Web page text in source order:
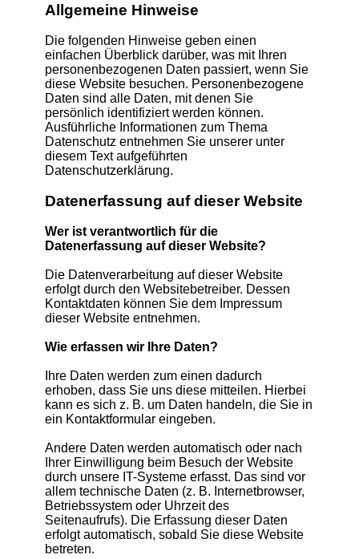
Allgemeine Hinweise
Die folgenden Hinweise geben einen
einfachen Überblick darüber, was mit Ihren
personenbezogenen Daten passiert, wenn Sie
diese Website besuchen. Personenbezogene
Daten sind alle Daten, mit denen Sie
persönlich identifiziert werden können.
Ausführliche Informationen zum Thema
Datenschutz entnehmen Sie unserer unter
diesem Text aufgeführten
Datenschutzerklärung.
Datenerfassung auf dieser Website
Wer ist verantwortlich für die
Datenerfassung auf dieser Website?
Die Datenverarbeitung auf dieser Website
erfolgt durch den Websitebetreiber. Dessen
Kontaktdaten können Sie dem Impressum
dieser Website entnehmen.
Wie erfassen wir Ihre Daten?
Ihre Daten werden zum einen dadurch
erhoben, dass Sie uns diese mitteilen. Hierbei
kann es sich z. B. um Daten handeln, die Sie in
ein Kontaktformular eingeben.
Andere Daten werden automatisch oder nach
Ihrer Einwilligung beim Besuch der Website
durch unsere IT-Systeme erfasst. Das sind vor
allem technische Daten (z. B. Internetbrowser,
Betriebssystem oder Uhrzeit des
Seitenaufrufs). Die Erfassung dieser Daten
erfolgt automatisch, sobald Sie diese Website
betreten.